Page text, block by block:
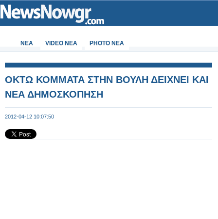
ΝΕΑ VIDEO NEA PHOTO NEA
ΟΚΤΩ ΚΟΜΜΑΤΑ ΣΤΗΝ ΒΟΥΛΗ ΔΕΙΧΝΕΙ ΚΑΙ
ΝΕΑ ΔΗΜΟΣΚΟΠΗΣΗ
2012-04-12 10:07:50